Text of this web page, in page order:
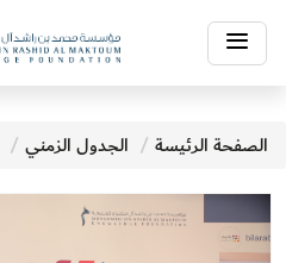
Toggle
navigation
الصفحة الرئيسة الجدول الزمني